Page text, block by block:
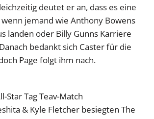
deutet er an, dass es eine
wenn jemand wie Anthony Bowens
landen oder Billy Gunns Karriere
bedankt sich Caster für die
Page folgt ihm nach.
Star Tag Teav-Match
& Kyle Fletcher besiegten The